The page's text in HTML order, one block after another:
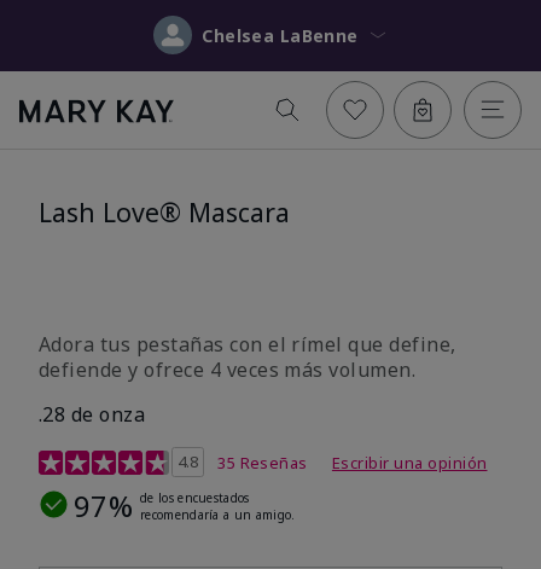
Chelsea LaBenne
Lash Love® Mascara
Adora tus pestañas con el rímel que define,
defiende y ofrece 4 veces más volumen.
.28 de onza
Calificación de clientes de 3,7 de 5
4.8 35 Reseñas Escribir una opinión
97% de los encuestados
recomendaría a un amigo.